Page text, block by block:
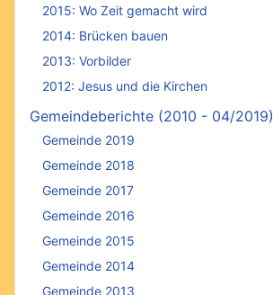
2015: Wo Zeit gemacht wird
2014: Brücken bauen
2013: Vorbilder
2012: Jesus und die Kirchen
Gemeindeberichte (2010 - 04/2019)
Gemeinde 2019
Gemeinde 2018
Gemeinde 2017
Gemeinde 2016
Gemeinde 2015
Gemeinde 2014
Gemeinde 2013